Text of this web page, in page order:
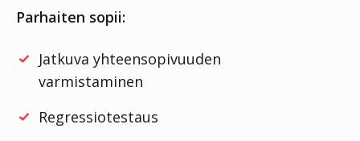
Parhaiten sopii:
Jatkuva yhteensopivuuden
varmistaminen
Regressiotestaus